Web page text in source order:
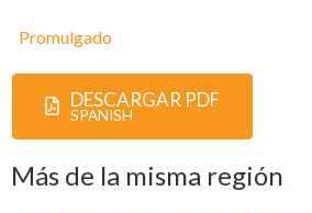
Promulgado
DESCARGAR PDF
SPANISH
Más de la misma región